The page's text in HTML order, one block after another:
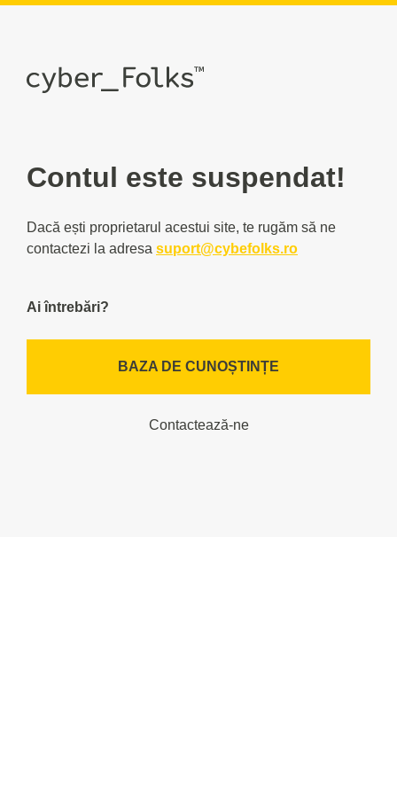
Contul este suspendat!
Dacă ești proprietarul acestui site, te rugăm să ne
contactezi la adresa suport@cybefolks.ro
Ai întrebări?
BAZA DE CUNOȘTINȚE
Contactează-ne